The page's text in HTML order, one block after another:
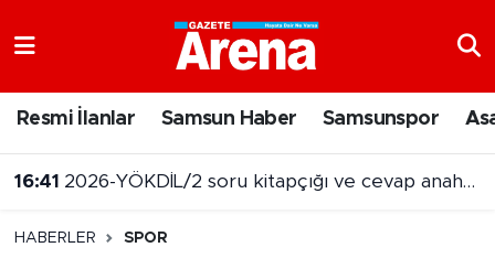
Resmi İlanlar Samsun Haber Samsunspor
16:41 2026-YÖKDİL/2 soru kitapçığı ve cevap anahtarı yayımlandı
HABERLER SPOR